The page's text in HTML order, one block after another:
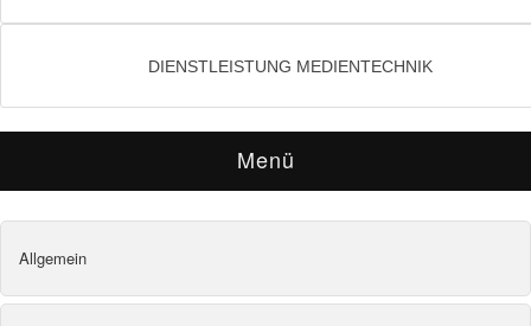
DIENSTLEISTUNG MEDIENTECHNIK
Menü
Allgemein